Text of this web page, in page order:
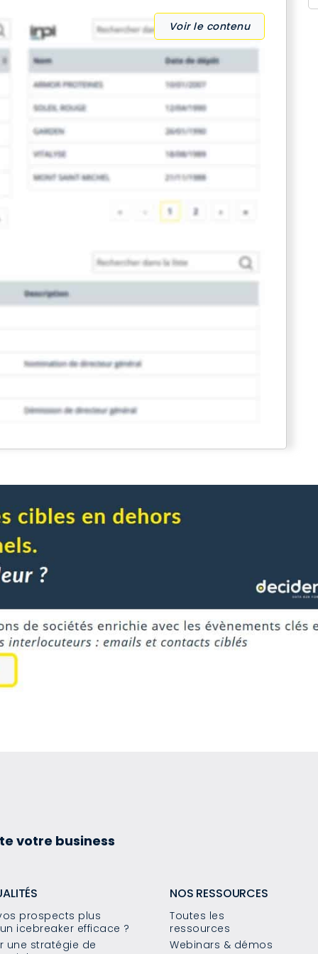
Voir le contenu
votre business
prospects plus
icebreaker efficace ?
une stratégie de
NOS RESSOURCES
Toutes les
ressources
Webinars & démos